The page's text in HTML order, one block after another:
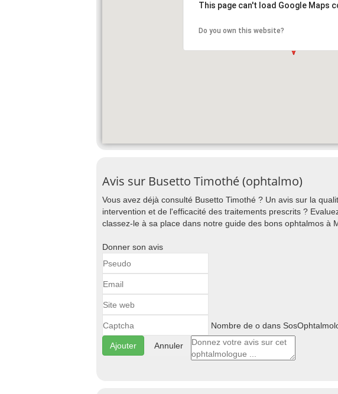
This page can't load Google Maps
Do you own this website?
Avis sur Busetto Timothé (ophtalmo)
Vous avez déjà consulté Busetto Timothé ? Un avis sur la
intervention et de l'efficacité des traitements prescrits ?
classez-le à sa place dans notre guide des bons ophtalmos à
Donner son avis
Nombre de o dans
Annuler